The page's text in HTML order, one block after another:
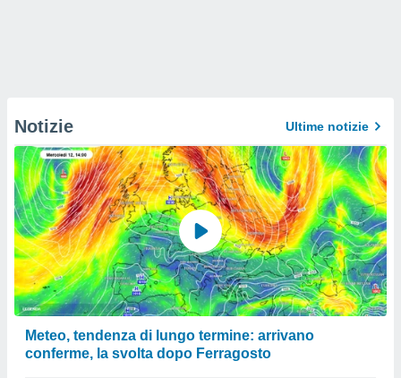
Notizie Ultime notizie
Meteo, tendenza di lungo termine: arrivano
conferme, la svolta dopo Ferragosto